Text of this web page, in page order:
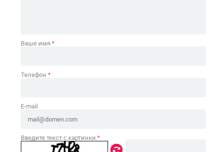
Ваше имя *
Телефон *
E-mail
Введите текст с картинки *